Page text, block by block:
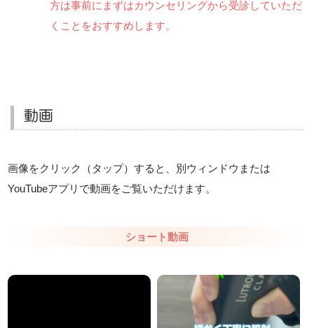
方は事前にまずはカウンセリングから受診していただ
くことをおすすめします。
動画
画像をクリック（タップ）すると、別ウィンドウまたは
YouTubeアプリで動画をご覧いただけます。
ショート動画